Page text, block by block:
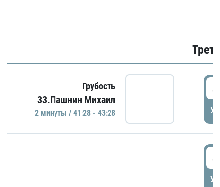
Грубость
33.Пашнин Михаил
2 минуты / 41:28 - 43:28